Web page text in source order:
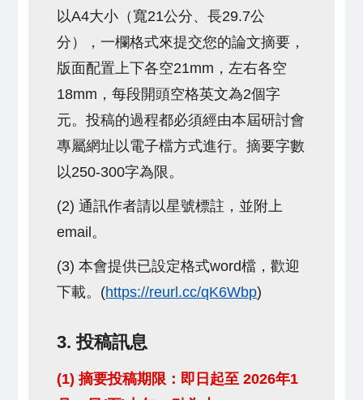
以A4大小（寬21公分、長29.7公
分），一欄格式來提交您的論文摘要，
版面配置上下各空21mm，左右各空
18mm，每段開頭空格英文為2個字
元。投稿的過程都必須經由本屆研討會
專屬網址以電子檔方式進行。摘要字數
以250-300字為限。
(2) 通訊作者請以星號標註，並附上
email。
(3) 本會提供已設定格式word檔，歡迎
下載。(https://reurl.cc/qK6Wbp)
3. 投稿訊息
(1) 摘要投稿期限：即日起至 2026年1